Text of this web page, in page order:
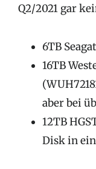
Q2/2021 gar
6TB
16TB
aber bei
12TB
Disk in